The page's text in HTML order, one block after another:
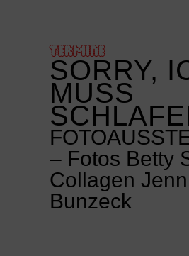
TERMINE
SORRY,
MUSS
– Fotos Betty
Collagen
Bunzeck